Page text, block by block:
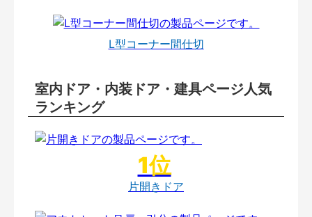
L型コーナー間仕切
室内ドア・内装ドア・建具ページ人気
ランキング
片開きドア